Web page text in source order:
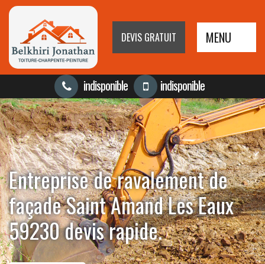
DEVIS GRATUIT MENU
indisponible indisponible
Entreprise de ravalement de
façade Saint Amand Les Eaux
59230 devis rapide.